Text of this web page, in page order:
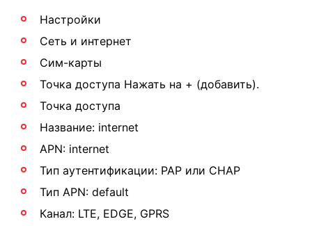
Настройки
Сеть и интернет
Сим-карты
Точка доступа Нажать на + (добавить).
Точка доступа
Название: internet
APN: internet
Тип аутентификации: PAP или CHAP
Тип APN: default
Канал: LTE, EDGE, GPRS